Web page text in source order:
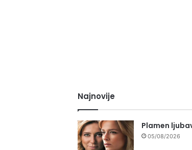
Najnovije
Plamen
05/08/2026